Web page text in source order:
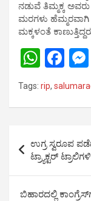
ನಡುವೆ ತಿಮ್ಮಕ್ಕ
ಮರಗಳು ಹೆಮ್ಮರವಾಗಿ
ಮಕ್ಕಳಂತೆ
W
h
at
A
p
p
F
o
o
k
Tags: rip,
navigation
ಉಗ್ರ ಸ್ವರೂಪ
ಟ್ರ್ಯಾಕ್ಟರ್
ಬಿಹಾರದಲ್ಲಿ